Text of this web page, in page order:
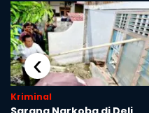
Kriminal
‹